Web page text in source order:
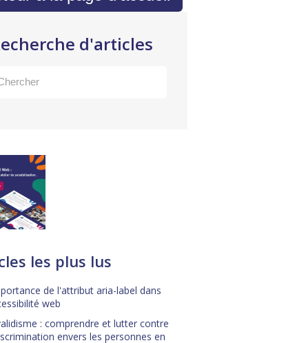
d'articles
les plus lus
de l'attribut aria-label dans
web
: comprendre et lutter contre
envers les personnes en